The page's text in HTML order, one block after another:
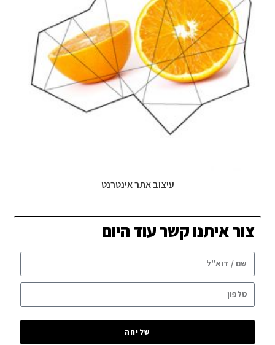
עיצוב אתר אינטרנט
צור איתנו קשר עוד היום
שליחה